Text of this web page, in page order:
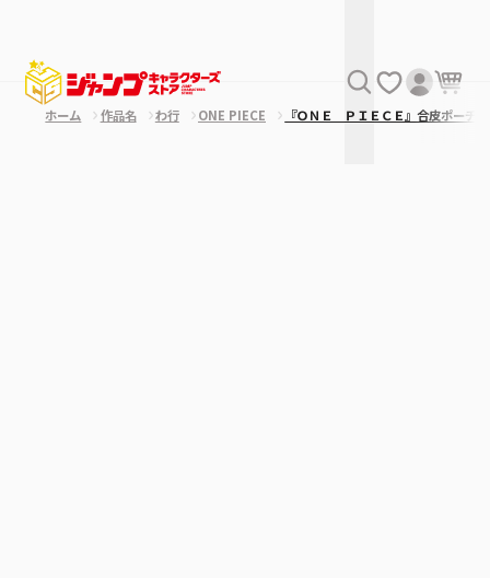
ホーム 作品名 わ行 ONE PIECE 『ＯＮＥ ＰＩＥＣＥ』合皮ポーチ